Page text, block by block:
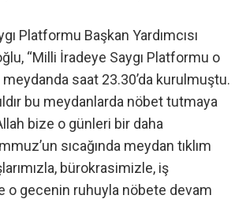
Platformu Başkan Yardımcısı
“Milli İradeye Saygı Platformu o
saat 23.30’da kurulmuştu.
bu meydanlarda nöbet tutmaya
bize o günleri bir daha
sıcağında meydan tıklım
bürokrasimizle, iş
o gecenin ruhuyla nöbete devam